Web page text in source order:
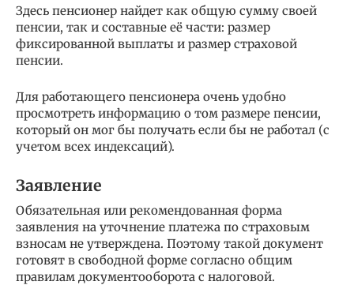
Здесь пенсионер найдет как общую сумму своей
пенсии, так и составные её части: размер
фиксированной выплаты и размер страховой
пенсии.
Для работающего пенсионера очень удобно
просмотреть информацию о том размере пенсии,
который он мог бы получать если бы не работал (с
учетом всех индексаций).
Заявление
Обязательная или рекомендованная форма
заявления на уточнение платежа по страховым
взносам не утверждена. Поэтому такой документ
готовят в свободной форме согласно общим
правилам документооборота с налоговой.